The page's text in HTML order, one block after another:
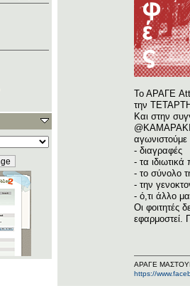
Το ΑΡΑΓΕ
την
Και στην
@ΚΑΜΑΡΑΚΙ,
αγωνιστούμε
- διαγραφές
- τα ιδιωτικά
- το σύνολο
- την
- ό,τι άλλο
Οι φοιτητές
εφαρμοστεί.
ΑΡΑΓΕ
https://